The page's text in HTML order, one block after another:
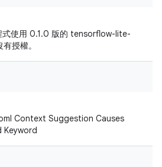
使用 0.1.0 版的 tensorflow-lite-
授權。
Context Suggestion Causes
Keyword